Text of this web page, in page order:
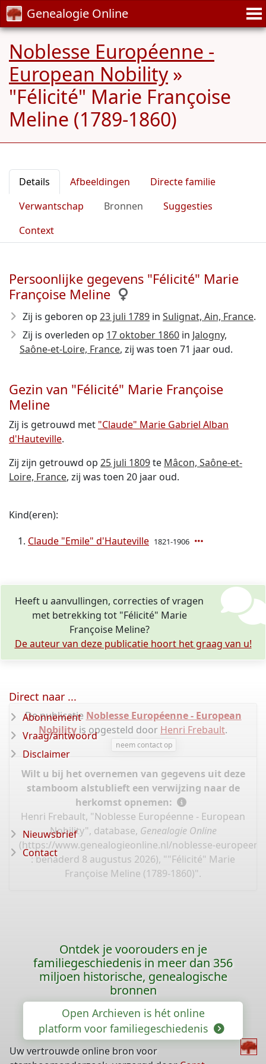
Genealogie Online
Noblesse Européenne -
European Nobility»
"Félicité" Marie Françoise
Meline (1789-1860)
Details Afbeeldingen
Directe familie
Verwantschap
Bronnen
Suggesties
Context
Persoonlijke gegevens "Félicité" Marie
Françoise Meline
Zij is geboren op 23 juli 1789 in Sulignat, Ain, France.
Zij is overleden op 17 oktober 1860 in Jalogny,
Saône-et-Loire, France, zij was toen 71 jaar oud.
Gezin van "Félicité" Marie Françoise
Meline
Zij is getrouwd met "Claude" Marie Gabriel Alban
d'Hauteville.
Zij zijn getrouwd op 25 juli 1809te Mâcon, Saône-et-
Loire, France, zij was toen 20 jaar oud.
Kind(eren):
Claude "Emile" d'Hauteville 1821-1906
Heeft u aanvullingen, correcties of vragen
met betrekking tot "Félicité" Marie
Françoise Meline?
De auteur van deze publicatie hoort het graag van u!
De publicatie Noblesse Européenne - European
Nobility is opgesteld door Henri Frebault.
neem contact op
Wilt u bij het overnemen van gegevens uit deze
stamboom alstublieft een verwijzing naar de
herkomst opnemen:
Henri Frebault, "Noblesse Européenne - European
Nobility", database, Genealogie Online
(https://www.genealogieonline.nl/noblesse-
: benaderd 8 augustus 2026), ""Félicité" Marie
Françoise Meline (1789-1860)".
Direct naar ...
Abonnement
Vraag/antwoord
Disclaimer
Nieuwsbrief
Contact
Ontdek je voorouders en je
familiegeschiedenis in meer dan 356
miljoen historische, genealogische
bronnen
Open Archieven is hét online
platform voor familiegeschiedenis
Uw vertrouwde online bron voor